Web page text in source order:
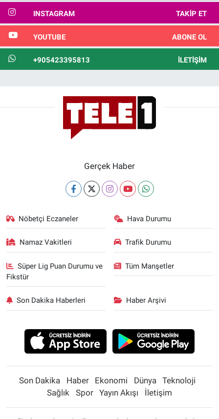
INSTAGRAM TAKIP ET
YOUTUBE ABONE OL
+905423395813 İLETIŞIM
Gerçek Haber
Nöbetçi Eczaneler Hava Durumu
Namaz Vakitleri Trafik Durumu
Süper Lig Puan Durumu ve
Fikstür
Tüm Manşetler
Son Dakika Haberleri Haber Arşivi
Son Dakika Haber Ekonomi Dünya
Teknoloji
Sağlık
Spor Yayın Akışı İletişim